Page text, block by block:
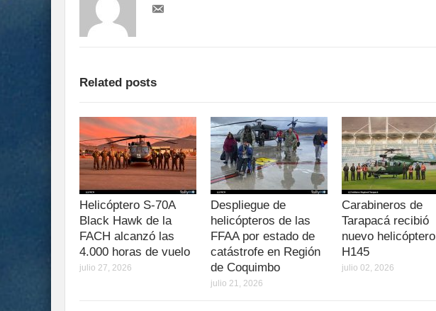
Related posts
Helicóptero S-70A
Black Hawk de la
FACH alcanzó las
4.000 horas de vuelo
julio 27, 2026
Despliegue de
helicópteros de las
FFAA por estado de
catástrofe en Región
de Coquimbo
julio 21, 2026
Carabineros de
Tarapacá recibió
nuevo helicóptero
H145
julio 02, 2026